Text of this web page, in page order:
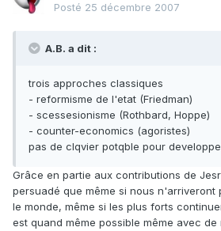
Posté 25 décembre 2007
A.B. a dit :
trois approches classiques
- reformisme de l'etat (Friedman)
- scessesionisme (Rothbard, Hoppe)
- counter-economics (agoristes)
pas de clqvier potqble pour
Grâce en partie aux contributions de
persuadé que même si nous
le monde, même si les plus forts
est quand même possible même avec de